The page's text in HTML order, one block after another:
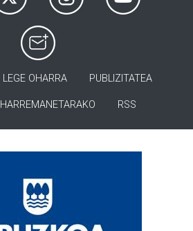
LEGE OHARRA PUBLIZITATEA
HARREMANETARAKO RSS